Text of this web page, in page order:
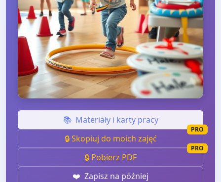
📚 Materiały i karty pracy
🔒 Skopiuj do moich zajęć
PRO
🔒 Pobierz PDF
PRO
❤️ Zapisz na później